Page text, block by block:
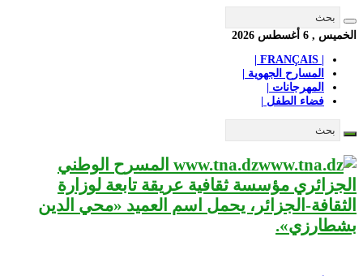
الخميس , 6 أغسطس 2026
المسارح الجهوية |
المهرجانات |
فضاء الطفل |
www.tna.dz المسرح الوطني
الجزائري مؤسسة ثقافية عريقة تابعة لوزارة
الثقافة-الجزائر، يحمل اسم العميد «محي الدين
بشطارزي».